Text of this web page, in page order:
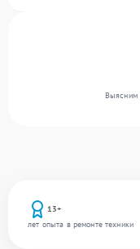
13+
лет опыта в ремонте техники
Выясним